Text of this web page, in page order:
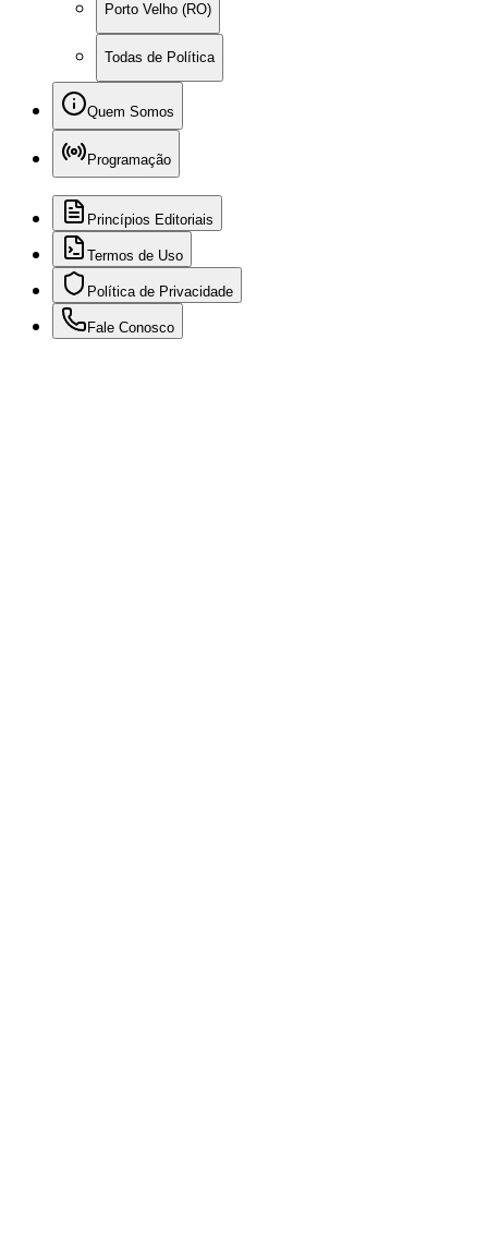
Porto Velho (RO)
Todas de Política
Quem Somos
Programação
Princípios Editoriais
Termos de Uso
Política de Privacidade
Fale Conosco